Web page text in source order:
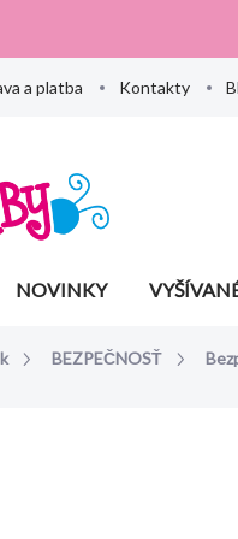
a platba Kontakty
NOVINKY
BEZPEČNOSŤ